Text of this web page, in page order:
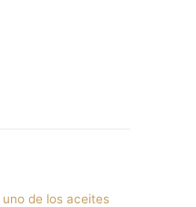
uno de los aceites